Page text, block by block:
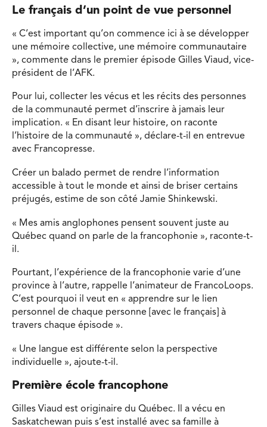
Le français d’un point de vue personnel
« C’est important qu’on commence ici à se développer
une mémoire collective, une mémoire communautaire
», commente dans le premier épisode Gilles Viaud, vice-
président de l’AFK.
Pour lui, collecter les vécus et les récits des personnes
de la communauté permet d’inscrire à jamais leur
implication. « En disant leur histoire, on raconte
l’histoire de la communauté », déclare-t-il en entrevue
avec Francopresse.
Créer un balado permet de rendre l’information
accessible à tout le monde et ainsi de briser certains
préjugés, estime de son côté Jamie Shinkewski.
« Mes amis anglophones pensent souvent juste au
Québec quand on parle de la francophonie », raconte-t-
il.
Pourtant, l’expérience de la francophonie varie d’une
province à l’autre, rappelle l’animateur de FrancoLoops.
C’est pourquoi il veut en « apprendre sur le lien
personnel de chaque personne [avec le français] à
travers chaque épisode ».
« Une langue est différente selon la perspective
individuelle », ajoute-t-il.
Première école francophone
Gilles Viaud est originaire du Québec. Il a vécu en
Saskatchewan puis s’est installé avec sa famille à